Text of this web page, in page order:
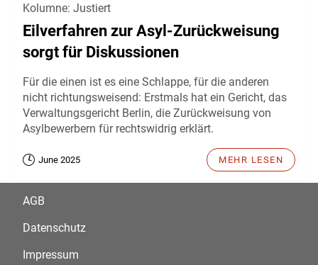
Kolumne: Justiert
Eilverfahren zur Asyl-Zurückweisung
sorgt für Diskussionen
Für die einen ist es eine Schlappe, für die anderen
nicht richtungsweisend: Erstmals hat ein Gericht, das
Verwaltungsgericht Berlin, die Zurückweisung von
Asylbewerbern für rechtswidrig erklärt.
June 2025 MEHR LESEN
AGB
Datenschutz
Impressum